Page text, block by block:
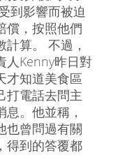
到影響而被迫
償，按照他們
算。 不過，
人Kenny昨日對
才知道美食區
打電話去問主
。他並稱，
也曾問過有關
得到的答覆都